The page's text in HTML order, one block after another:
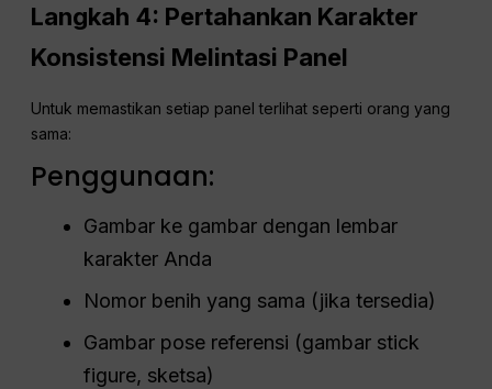
Langkah 4: Pertahankan Karakter
Konsistensi Melintasi Panel
Untuk memastikan setiap panel terlihat seperti orang yang
sama:
Penggunaan:
Gambar ke gambar dengan lembar
karakter Anda
Nomor benih yang sama (jika tersedia)
Gambar pose referensi (gambar stick
figure, sketsa)